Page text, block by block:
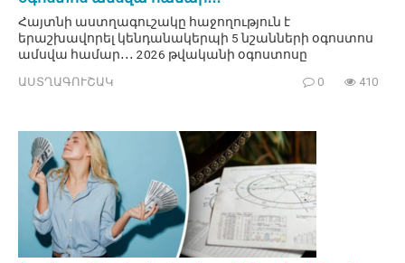
Հայտնի աստղագուշակը հաջողություն է
երաշխավորել կենդանակերպի 5 նշանների օգոստոս
ամսվա համար․․․ 2026 թվականի օգոստոսը
ԱՍՏՂԱԳՈՒՇԱԿ 0 410